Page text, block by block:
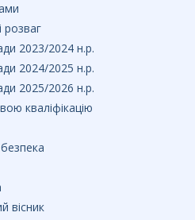
розваг
2023/2024 н.р.
2024/2025 н.р.
2025/2026 н.р.
кваліфікацію
вісник